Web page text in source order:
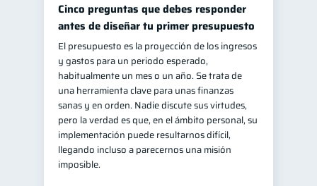
Cinco preguntas que debes responder
antes de diseñar tu primer presupuesto
El presupuesto es la proyección de los ingresos
y gastos para un periodo esperado,
habitualmente un mes o un año. Se trata de
una herramienta clave para unas finanzas
sanas y en orden. Nadie discute sus virtudes,
pero la verdad es que, en el ámbito personal, su
implementación puede resultarnos difícil,
llegando incluso a parecernos una misión
imposible.